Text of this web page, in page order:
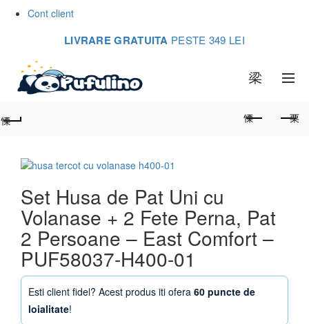
Cont client
LIVRARE GRATUITA PESTE 349 LEI
Set Husa de Pat Uni cu
Volanase + 2 Fete Perna, Pat
2 Persoane – East Comfort –
PUF58037-H400-01
Esti client fidel? Acest produs iti ofera 60 puncte de
loialitate!